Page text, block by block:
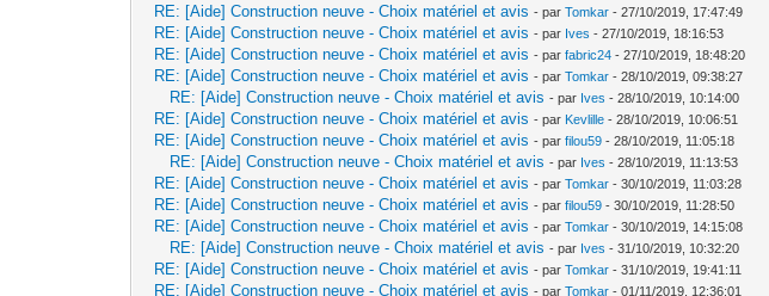
RE: [Aide] Construction neuve - Choix matériel et avis - parTomkar - 27/10/2019, 17:47:49
RE: [Aide] Construction neuve - Choix matériel et avis - par Ives - 27/10/2019, 18:16:53
RE: [Aide] Construction neuve - Choix matériel et avis - parfabric24 - 27/10/2019, 18:48:20
RE: [Aide] Construction neuve - Choix matériel et avis - parTomkar - 28/10/2019, 09:38:27
RE: [Aide] Construction neuve - Choix matériel et avis - par Ives - 28/10/2019, 10:14:00
RE: [Aide] Construction neuve - Choix matériel et avis - par Kevlille - 28/10/2019, 10:06:51
RE: [Aide] Construction neuve - Choix matériel et avis - parfilou59 - 28/10/2019, 11:05:18
RE: [Aide] Construction neuve - Choix matériel et avis - par Ives - 28/10/2019, 11:13:53
RE: [Aide] Construction neuve - Choix matériel et avis - parTomkar - 30/10/2019, 11:03:28
RE: [Aide] Construction neuve - Choix matériel et avis - parfilou59 - 30/10/2019, 11:28:50
RE: [Aide] Construction neuve - Choix matériel et avis - parTomkar - 30/10/2019, 14:15:08
RE: [Aide] Construction neuve - Choix matériel et avis - par Ives - 31/10/2019, 10:32:20
RE: [Aide] Construction neuve - Choix matériel et avis - parTomkar - 31/10/2019, 19:41:11
RE: [Aide] Construction neuve - Choix matériel et avis - parTomkar - 01/11/2019, 12:36:01